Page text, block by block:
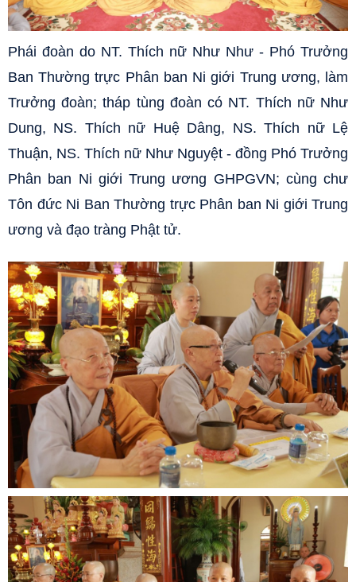
Phái đoàn do NT. Thích nữ Như Như - Phó Trưởng
Ban Thường trực Phân ban Ni giới Trung ương, làm
Trưởng đoàn; tháp tùng đoàn có NT. Thích nữ Như
Dung, NS. Thích nữ Huệ Dâng, NS. Thích nữ Lệ
Thuận, NS. Thích nữ Như Nguyệt - đồng Phó Trưởng
Phân ban Ni giới Trung ương GHPGVN; cùng chư
Tôn đức Ni Ban Thường trực Phân ban Ni giới Trung
ương và đạo tràng Phật tử.